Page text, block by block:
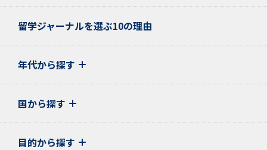
留学ジャーナルを選ぶ10の理由
年代から探す
国から探す
目的から探す